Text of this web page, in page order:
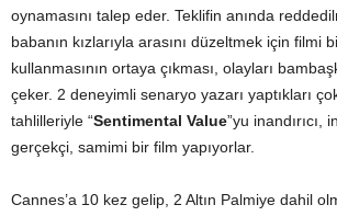
oynamasını talep eder. Teklifin anında
babanın kızlarıyla arasını düzeltmek için filmi
kullanmasının ortaya çıkması, olayları
çeker. 2 deneyimli senaryo yazarı yaptıkları
tahlilleriyle “Sentimental Value”yu inandırıcı,
gerçekçi, samimi bir film yapıyorlar.
Cannes’a 10 kez gelip, 2 Altın Palmiye dahil